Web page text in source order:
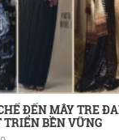
ĐẾN MÂY TRE
TRIỂN BỀN VỮNG